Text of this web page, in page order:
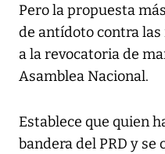
Pero la propuesta
de antídoto contra
a la revocatoria de
Asamblea Nacional.
Establece que quien
bandera del PRD y se